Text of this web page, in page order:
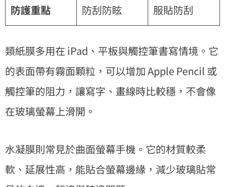
防護重點 防刮防眩 服貼防刮
類紙膜多用在 iPad、平板與觸控筆書寫情境。它
的表面帶有霧面顆粒，可以增加 Apple Pencil 或
觸控筆的阻力，讓寫字、畫線時比較穩，不會像
在玻璃螢幕上滑開。
水凝膜則常見於曲面螢幕手機。它的材質較柔
軟、延展性高，能貼合螢幕邊緣，減少玻璃貼常